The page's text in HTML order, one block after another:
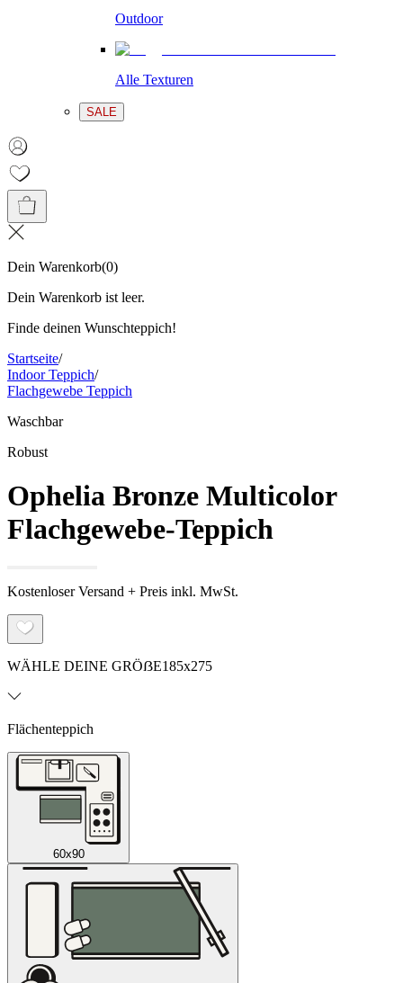
Outdoor
Alle Texturen
SALE
Dein Warenkorb(0)
Dein Warenkorb ist leer.
Finde deinen Wunschteppich!
Startseite/
Indoor Teppich/
Flachgewebe Teppich
Waschbar
Robust
Ophelia Bronze Multicolor
Flachgewebe-Teppich
Kostenloser Versand + Preis inkl. MwSt.
WÄHLE DEINE GRÖẞE185x275
Flächenteppich
60x90